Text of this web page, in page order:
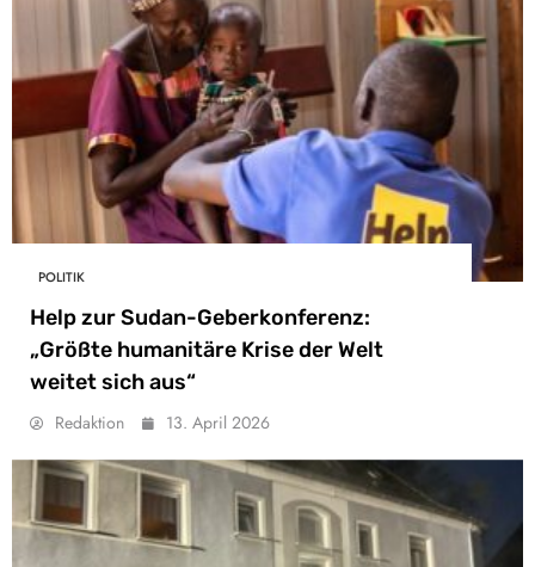
POLITIK
Help zur Sudan-Geberkonferenz:
„Größte humanitäre Krise der Welt
weitet sich aus“
Redaktion 13. April 2026